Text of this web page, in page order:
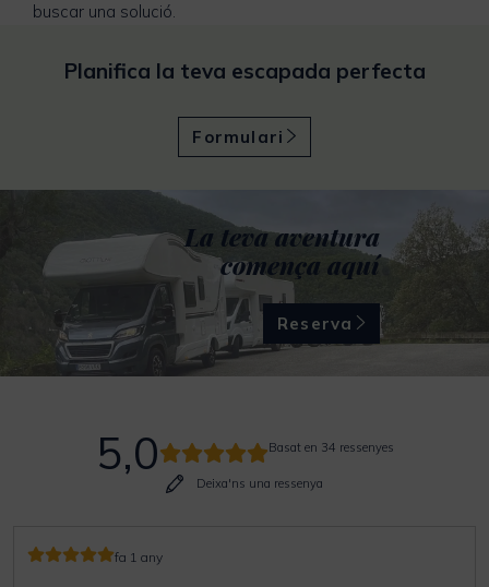
buscar una solució.
Planifica la teva escapada perfecta
Formulari
La teva aventura
comença aquí
Reserva
5,0 Basat en 34 ressenyes
Deixa'ns una ressenya
fa 1 any